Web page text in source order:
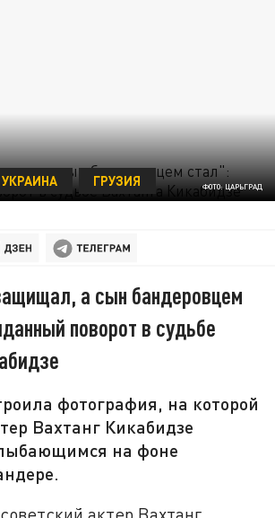
ФОТО: ЦАРЬГРАД
УКРАИНА ГРУЗИЯ
а сын бандеровцем
поворот в судьбе
фотография, на которой
Вахтанг Кикабидзе
на фоне
актер Вахтанг